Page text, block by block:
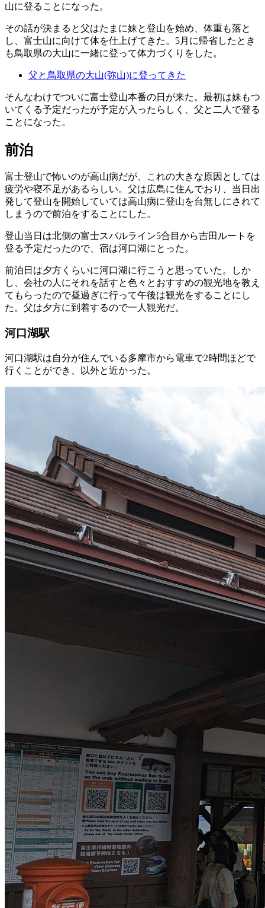
山に登ることになった。
その話が決まると父はたまに妹と登山を始め、体重も落と
し、富士山に向けて体を仕上げてきた。5月に帰省したとき
も鳥取県の大山に一緒に登って体力づくりをした。
父と鳥取県の大山(弥山)に登ってきた
そんなわけでついに富士登山本番の日が来た。最初は妹もつ
いてくる予定だったが予定が入ったらしく、父と二人で登る
ことになった。
前泊
富士登山で怖いのが高山病だが、これの大きな原因としては
疲労や寝不足があるらしい。父は広島に住んでおり、当日出
発して登山を開始していては高山病に登山を台無しにされて
しまうので前泊をすることにした。
登山当日は北側の富士スバルライン5合目から吉田ルートを
登る予定だったので、宿は河口湖にとった。
前泊日は夕方くらいに河口湖に行こうと思っていた。しか
し、会社の人にそれを話すと色々とおすすめの観光地を教え
てもらったので昼過ぎに行って午後は観光をすることにし
た。父は夕方に到着するので一人観光だ。
河口湖駅
河口湖駅は自分が住んでいる多摩市から電車で2時間ほどで
行くことができ、以外と近かった。